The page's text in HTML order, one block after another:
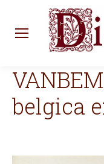
belgica